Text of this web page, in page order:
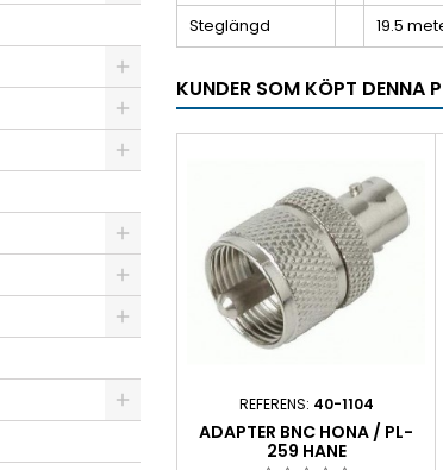
Steglängd
19.5
KUNDER SOM KÖPT DENNA
REFERENS: 40-1104
ADAPTER BNC HONA / PL-
259 HANE